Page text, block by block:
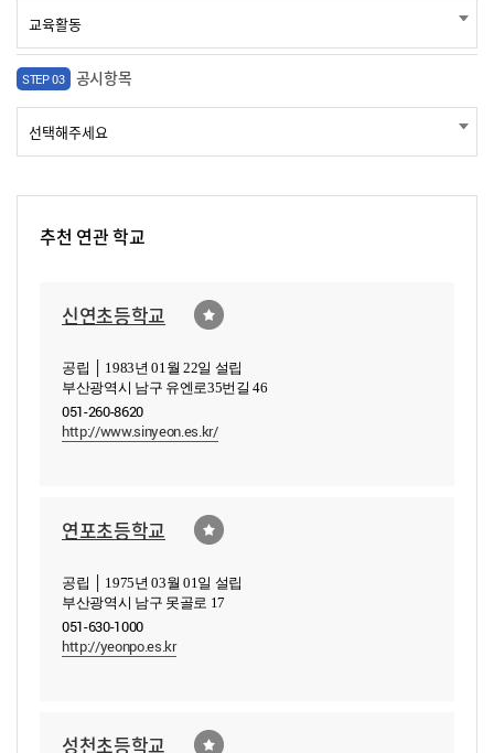
STEP 03 공시항목
추천 연관 학교
신연초등학교
공립 │ 1983년 01월 22일 설립
부산광역시 남구 유엔로35번길 46
051-260-8620
http://www.sinyeon.es.kr/
연포초등학교
공립 │ 1975년 03월 01일 설립
부산광역시 남구 못골로 17
051-630-1000
http://yeonpo.es.kr
성천초등학교